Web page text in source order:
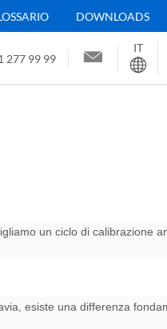
DOWNLOADS
277 99 99
IT
un ciclo di calibrazione
esiste una differenza